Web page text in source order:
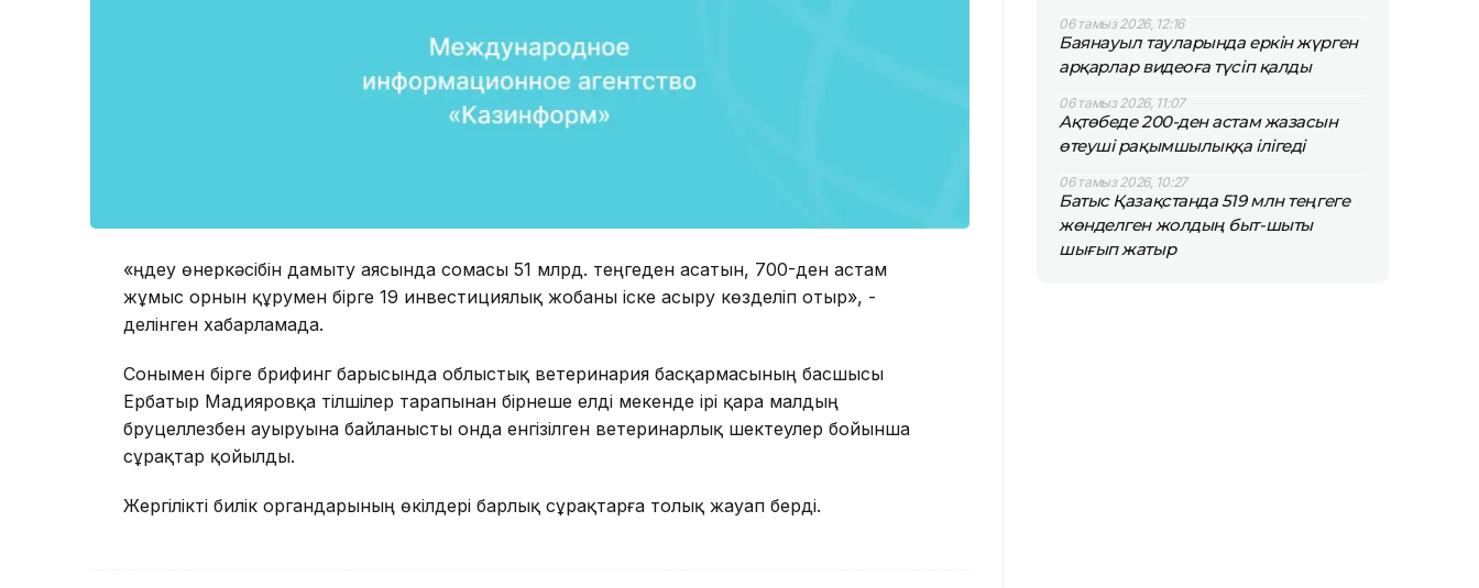
«Өңдеу өнеркәсібін дамыту аясында сомасы 51 млрд. теңгеден асатын, 700-ден астам
жұмыс орнын құрумен бірге 19 инвестициялық жобаны іске асыру көзделіп отыр», -
делінген хабарламада.
Сонымен бірге брифинг барысында облыстық ветеринария басқармасының басшысы
Ербатыр Мадияровқа тілшілер тарапынан бірнеше елді мекенде ірі қара малдың
бруцеллезбен ауыруына байланысты онда енгізілген ветеринарлық шектеулер бойынша
сұрақтар қойылды.
Жергілікті билік органдарының өкілдері барлық сұрақтарға толық жауап берді.
06 тамыз 2026, 12:16
Баянауыл тауларында еркін жүрген
арқарлар видеоға түсіп қалды
06 тамыз 2026, 11:07
Ақтөбеде 200-ден астам жазасын
өтеуші рақымшылыққа ілігеді
06 тамыз 2026, 10:27
Батыс Қазақстанда 519 млн теңгеге
жөнделген жолдың быт-шыты
шығып жатыр